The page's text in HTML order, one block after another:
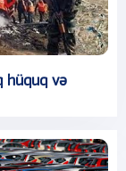
hüquq və